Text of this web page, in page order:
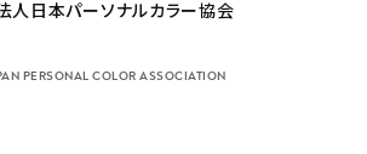
人日本パーソナルカラー協会
PERSONAL COLOR ASSOCIATION